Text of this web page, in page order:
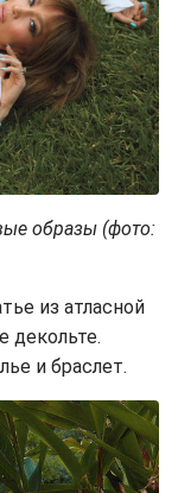
образы (фото:
из атласной
декольте.
и браслет.